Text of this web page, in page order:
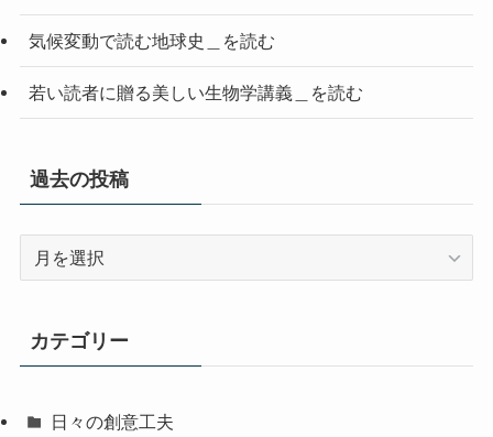
気候変動で読む地球史＿を読む
若い読者に贈る美しい生物学講義＿を読む
過去の投稿
稿
カテゴリー
日々の創意工夫